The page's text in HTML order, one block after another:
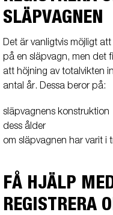
SLÄPVAGNEN
Det är vanligtvis möjligt
på en släpvagn, men det
att höjning av totalvikten
antal år. Dessa beror på:
släpvagnens konstruktion
dess ålder
om släpvagnen har varit i
FÅ HJÄLP
REGISTRERA